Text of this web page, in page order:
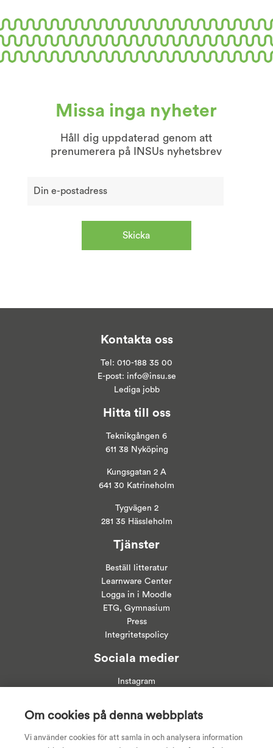
Missa inga nyheter
Håll dig uppdaterad genom att
prenumerera på INSUs nyhetsbrev
Kontakta oss
Tel: 010-188 35 00
E-post: info@insu.se
Lediga jobb
Hitta till oss
Teknikgången 6
611 38 Nyköping
Kungsgatan 2 A
641 30 Katrineholm
Tygvägen 2
281 35 Hässleholm
Tjänster
Beställ litteratur
Learnware Center
Logga in i Moodle
ETG, Gymnasium
Press
Integritetspolicy
Sociala medier
Instagram
Youtube
Om cookies på denna webbplats
Vi använder cookies för att samla in och analysera information